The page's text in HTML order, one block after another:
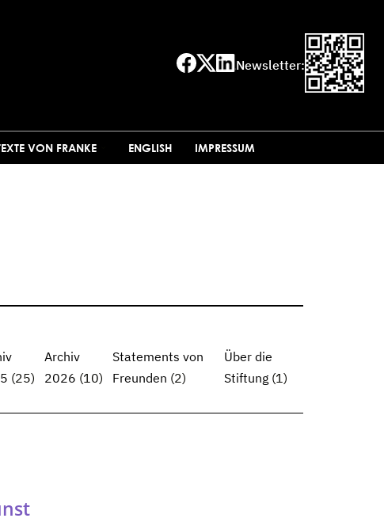
Newsletter:
VON FRANKE ENGLISH IMPRESSUM
(25)
Archiv
2026 (10)
Statements von
Freunden (2)
Über die
Stiftung (1)